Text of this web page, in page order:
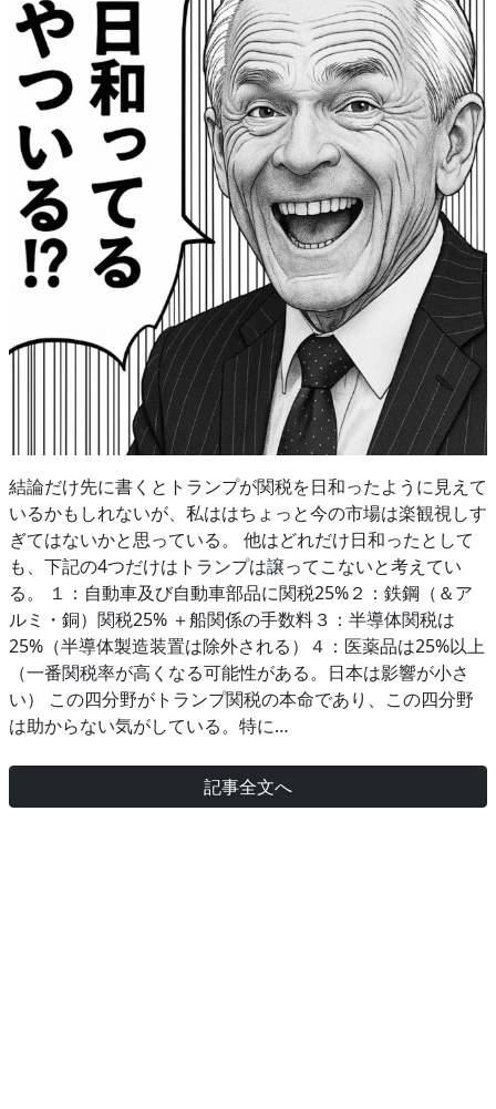
結論だけ先に書くとトランプが関税を日和ったように見えて
いるかもしれないが、私ははちょっと今の市場は楽観視しす
ぎてはないかと思っている。 他はどれだけ日和ったとして
も、下記の4つだけはトランプは譲ってこないと考えてい
る。 １：自動車及び自動車部品に関税25%２：鉄鋼（＆ア
ルミ・銅）関税25% ＋船関係の手数料３：半導体関税は
25%（半導体製造装置は除外される）４：医薬品は25%以上
（一番関税率が高くなる可能性がある。日本は影響が小さ
い） この四分野がトランプ関税の本命であり、この四分野
は助からない気がしている。特に…
記事全文へ